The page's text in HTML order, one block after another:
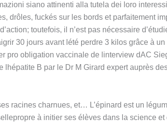
siano attinenti alla tutela dei loro
drôles, fuckés sur les bords et parfaitement
toutefois, il n’est pas nécessaire
30 jours avant lété perdre 3 kilos grâce à
pro obligation vaccinale de linterview dAC
B par le Dr M Girard expert auprès
racines charnues, et… L’épinard est un
à initier ses élèves dans la science